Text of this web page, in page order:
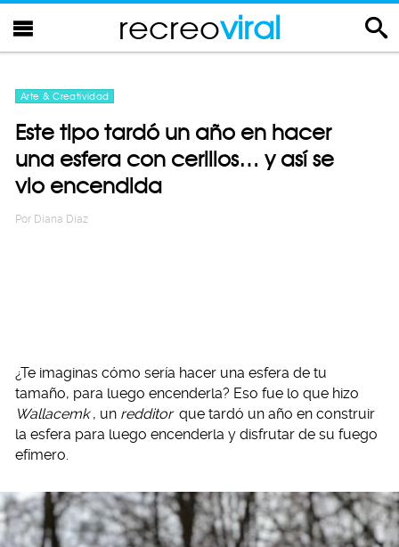
recreoviral
Arte & Creatividad
Este tipo tardó un año en hacer
una esfera con cerillos… y así se
vio encendida
Por Diana Diaz
¿Te imaginas cómo sería hacer una esfera de tu
tamaño, para luego encenderla? Eso fue lo que hizo
Wallacemk , un redditor que tardó un año en construir
la esfera para luego encenderla y disfrutar de su fuego
efímero.